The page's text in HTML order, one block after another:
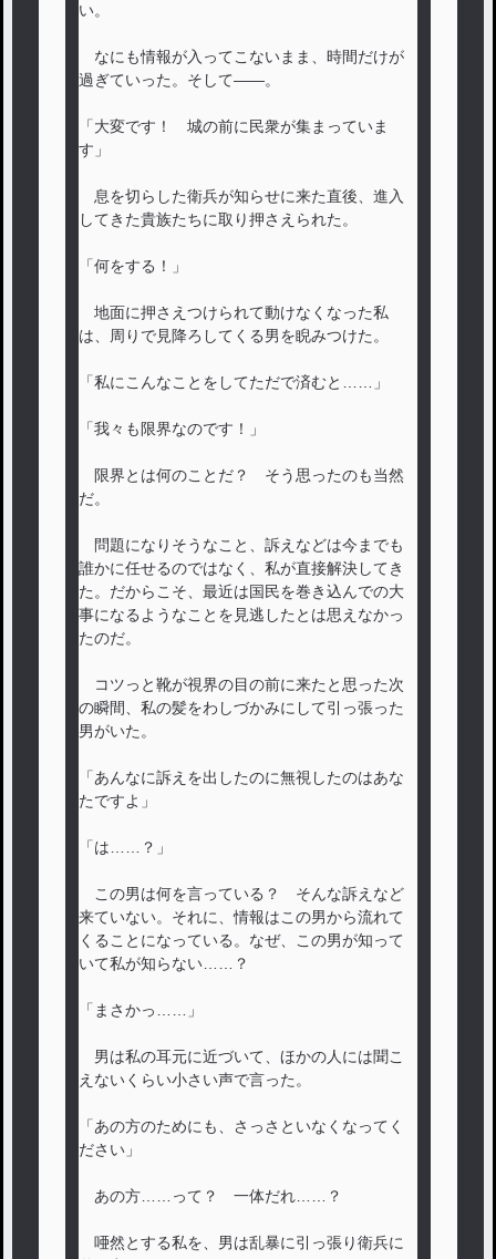
い。
なにも情報が入ってこないまま、時間だけが
過ぎていった。そして――。
「大変です！ 城の前に民衆が集まっていま
す」
息を切らした衛兵が知らせに来た直後、進入
してきた貴族たちに取り押さえられた。
「何をする！」
地面に押さえつけられて動けなくなった私
は、周りで見降ろしてくる男を睨みつけた。
「私にこんなことをしてただで済むと……」
「我々も限界なのです！」
限界とは何のことだ？ そう思ったのも当然
だ。
問題になりそうなこと、訴えなどは今までも
誰かに任せるのではなく、私が直接解決してき
た。だからこそ、最近は国民を巻き込んでの大
事になるようなことを見逃したとは思えなかっ
たのだ。
コツっと靴が視界の目の前に来たと思った次
の瞬間、私の髪をわしづかみにして引っ張った
男がいた。
「あんなに訴えを出したのに無視したのはあな
たですよ」
「は……？」
この男は何を言っている？ そんな訴えなど
来ていない。それに、情報はこの男から流れて
くることになっている。なぜ、この男が知って
いて私が知らない……？
「まさかっ……」
男は私の耳元に近づいて、ほかの人には聞こ
えないくらい小さい声で言った。
「あの方のためにも、さっさといなくなってく
ださい」
あの方……って？ 一体だれ……？
唖然とする私を、男は乱暴に引っ張り衛兵に